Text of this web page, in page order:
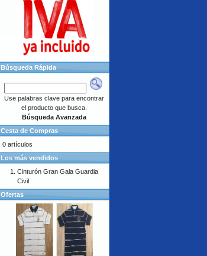
Búsqueda Rápida
Use palabras clave para encontrar
el producto que busca.
Búsqueda Avanzada
Cesta de Compras
0 artículos
Los más vendidos
Cinturón Gran Gala Guardia
Civil
Ofertas